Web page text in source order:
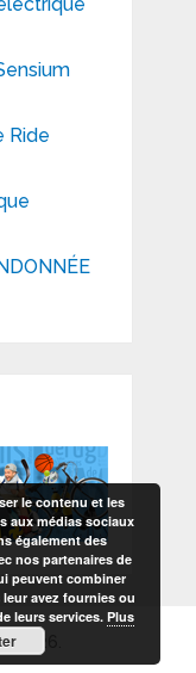
Ride
2026.
le contenu et les
aux médias sociaux
également des
nos partenaires de
peuvent combiner
avez fournies ou
leurs services. Plus